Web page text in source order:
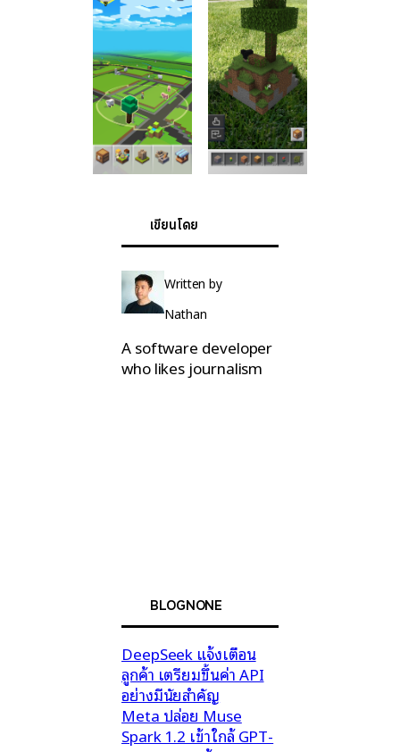
เขียนโดย
Written by
Nathan
A software developer
who likes journalism
BLOGNONE
DeepSeek แจ้งเตือน
ลูกค้า เตรียมขึ้นค่า API
อย่างมีนัยสำคัญ
Meta ปล่อย Muse
Spark 1.2 เข้าใกล้ GPT-